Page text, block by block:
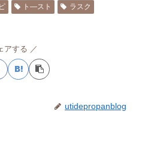
ト―スト
ラスク
アする
utidepropanblog